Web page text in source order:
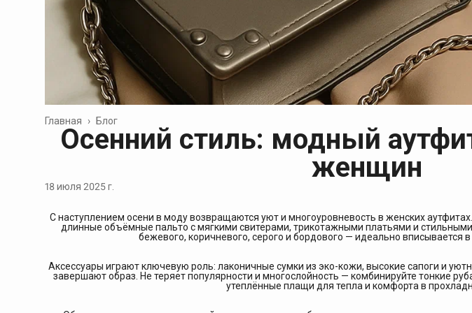
Блог
Главная ›
Осенний стиль: модный
женщин
18 июля 2025 г.
С наступлением осени в моду возвращаются уют и многоуровневость в женских
длинные объёмные пальто с мягкими свитерами, трикотажными платьями и
бежевого, коричневого, серого и бордового — идеально вписывается
Аксессуары играют ключевую роль: лаконичные сумки из эко-кожи, высокие сапоги и
завершают образ. Не теряет популярности и многослойность — комбинируйте тонкие
утеплённые плащи для тепла и комфорта в